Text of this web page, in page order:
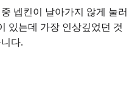
넵킨이 날아가지 않게 눌러
있는데 가장 인상깊었던 것
다.